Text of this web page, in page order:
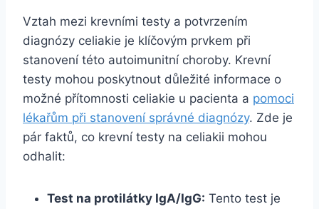
Vztah mezi krevními testy a potvrzením
diagnózy celiakie je klíčovým prvkem při
stanovení této autoimunitní choroby. Krevní
testy mohou poskytnout důležité informace o
možné přítomnosti celiakie u pacienta a pomoci
lékařům při stanovení správné diagnózy. Zde je
pár faktů, co krevní testy na celiakii mohou
odhalit:
Test na protilátky IgA/IgG: Tento test je